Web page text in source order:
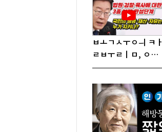
ㅂㅗㄱㅅㅜㅇㅢ ㅋㅏ
ㄹㅂㅜㄹㅣㅁ, ㅇㅙ
ㄱㅜㄱㅁㅣㄴㄷㅡㄹ
ㅎㅏㄴㅏ?